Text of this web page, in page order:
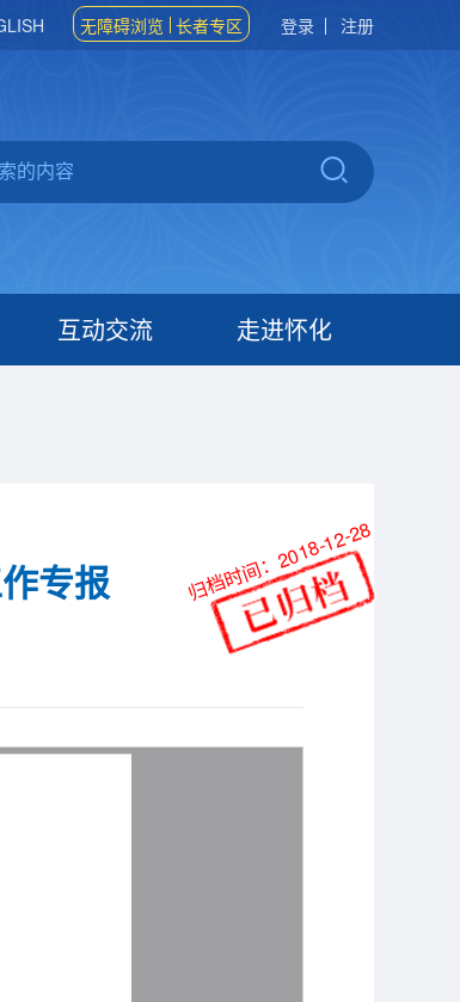
无障碍浏览 长者专区 登录 注册
互动交流 走进怀化
专报 归档时间：2018-12-28